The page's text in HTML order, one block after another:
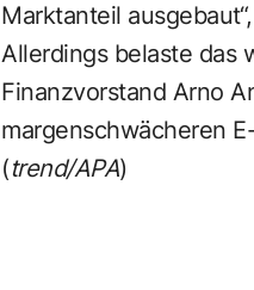
Marktanteil
Allerdings belaste das
Finanzvorstand Arno
margenschwächeren
(trend/APA)